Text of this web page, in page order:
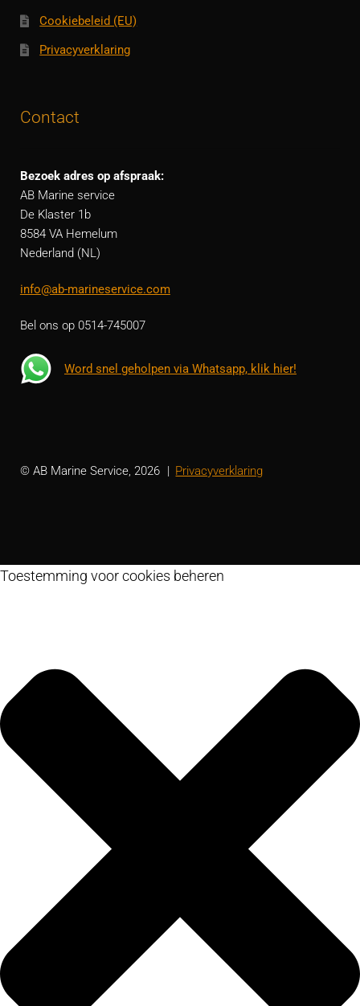
Cookiebeleid (EU)
Privacyverklaring
Contact
Bezoek adres op afspraak:
AB Marine service
De Klaster 1b
8584 VA Hemelum
Nederland (NL)
info@ab-marineservice.com
Bel ons op 0514-745007
Word snel geholpen via Whatsapp, klik hier!
© AB Marine Service, 2026 Privacyverklaring
Toestemming voor cookies beheren